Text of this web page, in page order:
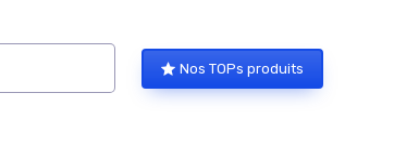
Nos TOPs produits